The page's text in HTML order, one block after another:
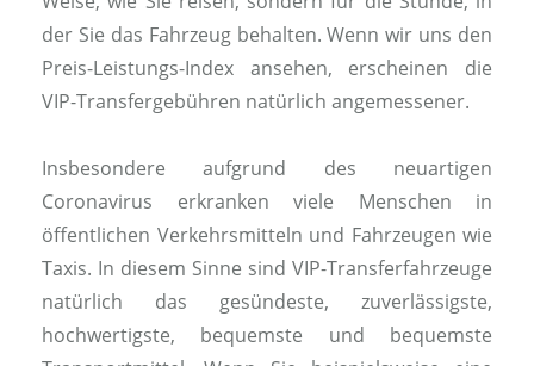
der Sie das Fahrzeug behalten. Wenn wir uns den
Preis-Leistungs-Index ansehen, erscheinen die
VIP-Transfergebühren natürlich angemessener.
Insbesondere aufgrund des neuartigen
Coronavirus erkranken viele Menschen in
öffentlichen Verkehrsmitteln und Fahrzeugen wie
Taxis. In diesem Sinne sind VIP-Transferfahrzeuge
natürlich das gesündeste, zuverlässigste,
hochwertigste, bequemste und bequemste